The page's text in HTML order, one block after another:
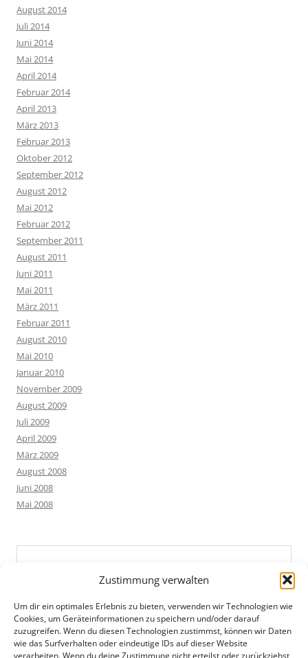
Zustimmung verwalten
Um dir ein optimales Erlebnis zu bieten, verwenden wir Technologien wie
Cookies, um Geräteinformationen zu speichern und/oder darauf
zuzugreifen. Wenn du diesen Technologien zustimmst, können wir Daten
wie das Surfverhalten oder eindeutige IDs auf dieser Website
verarbeiten. Wenn du deine Zustimmung nicht erteilst oder zurückziehst,
August 2014
Juli 2014
Juni 2014
Mai 2014
April 2014
Februar 2014
April 2013
März 2013
Februar 2013
Oktober 2012
September 2012
August 2012
Mai 2012
Februar 2012
September 2011
August 2011
Juni 2011
Mai 2011
März 2011
Februar 2011
August 2010
Mai 2010
Januar 2010
November 2009
August 2009
Juli 2009
April 2009
März 2009
August 2008
Juni 2008
Mai 2008